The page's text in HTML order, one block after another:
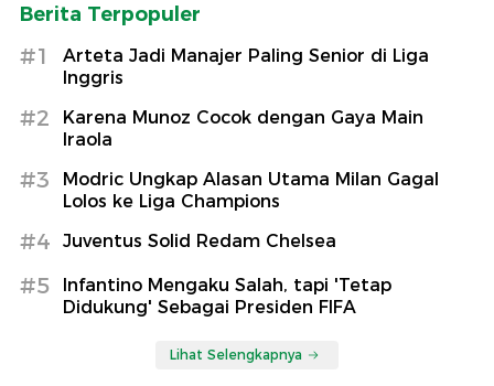
Berita Terpopuler
#1
Arteta Jadi Manajer Paling Senior di Liga
Inggris
#2
Karena Munoz Cocok dengan Gaya Main
Iraola
#3
Modric Ungkap Alasan Utama Milan Gagal
Lolos ke Liga Champions
#4 Juventus Solid Redam Chelsea
#5
Infantino Mengaku Salah, tapi 'Tetap
Didukung' Sebagai Presiden FIFA
Lihat Selengkapnya